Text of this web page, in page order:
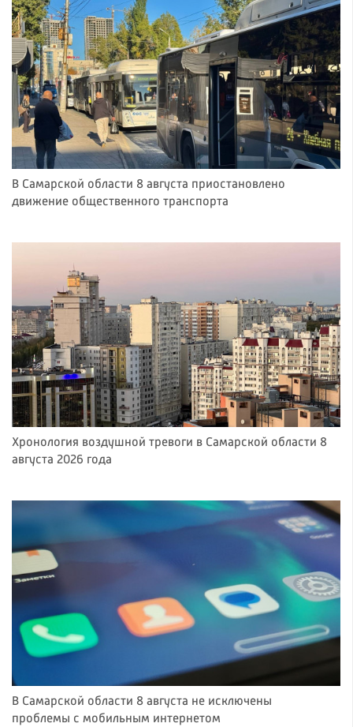
В Самарской области 8 августа приостановлено
движение общественного транспорта
Хронология воздушной тревоги в Самарской области 8
августа 2026 года
В Самарской области 8 августа не исключены
проблемы с мобильным интернетом